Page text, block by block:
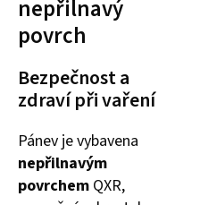
nepřilnavý
povrch
Bezpečnost a
zdraví při vaření
Pánev je vybavena
nepřilnavým
povrchem QXR,